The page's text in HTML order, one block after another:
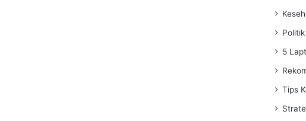
Politik
5
Tips